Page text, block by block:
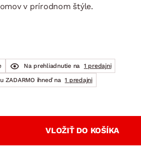
DOPLNKY
Záhradné doplnky
v prírodnom štýle.
Na prehliadnutie na 1 predajni
ZADARMO ihneď na 1 predajni
VLOŽIŤ DO KOŠÍKA